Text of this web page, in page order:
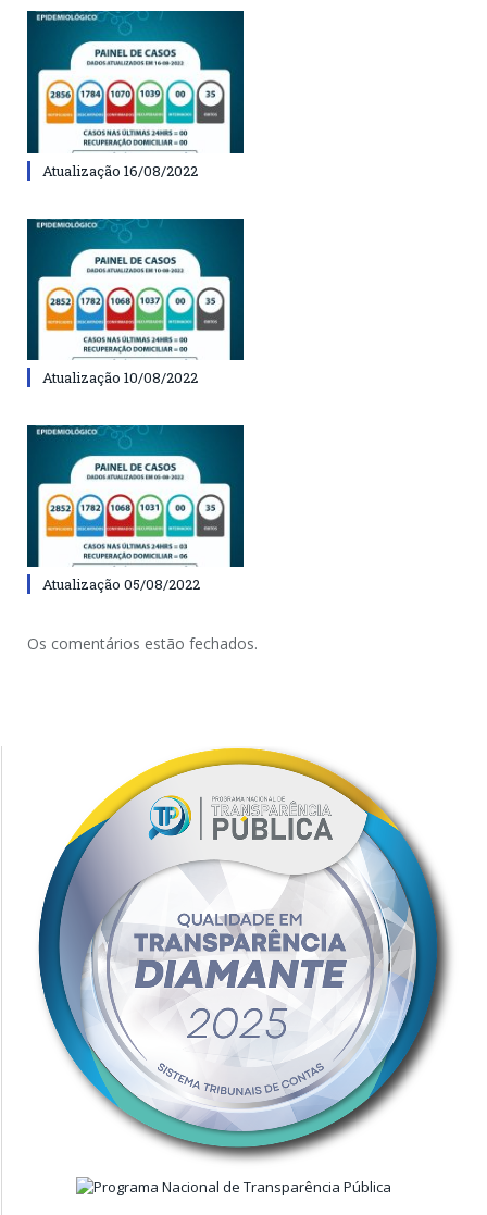
Atualização 16/08/2022
Atualização 10/08/2022
Atualização 05/08/2022
Os comentários estão fechados.